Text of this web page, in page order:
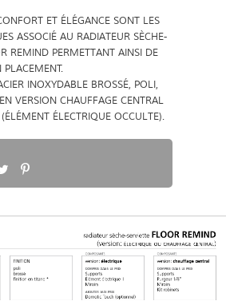
ET ÉLÉGANCE SONT LES
ASSOCIÉ AU RADIATEUR SÈCHE-
REMIND PERMETTANT AINSI DE
PLACEMENT.
INOXYDABLE BROSSÉ, POLI,
VERSION CHAUFFAGE CENTRAL
ÉLECTRIQUE OCCULTE).